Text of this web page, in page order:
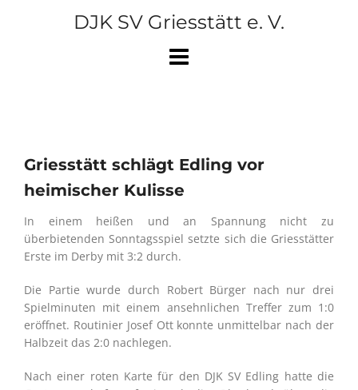
DJK SV Griesstätt e. V.
Griesstätt schlägt Edling vor
heimischer Kulisse
In einem heißen und an Spannung nicht zu
überbietenden Sonntagsspiel setzte sich die Griesstätter
Erste im Derby mit 3:2 durch.
Die Partie wurde durch Robert Bürger nach nur drei
Spielminuten mit einem ansehnlichen Treffer zum 1:0
eröffnet. Routinier Josef Ott konnte unmittelbar nach der
Halbzeit das 2:0 nachlegen.
Nach einer roten Karte für den DJK SV Edling hatte die